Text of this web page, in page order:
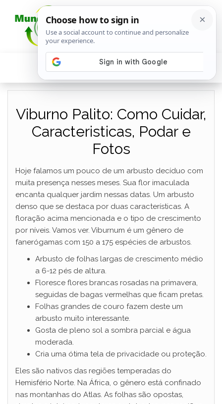
Viburno Palito: Como Cuidar,
Caracteristicas, Podar e
Fotos
Hoje falamos um pouco de um arbusto decíduo com
muita presença nesses meses. Sua flor imaculada
encanta qualquer jardim nessas datas. Um arbusto
denso que se destaca por duas características. A
floração acima mencionada e o tipo de crescimento
por níveis. Vamos ver. Viburnum é um gênero de
fanerógamas com 150 a 175 espécies de arbustos.
Arbusto de folhas largas de crescimento médio
a 6-12 pés de altura.
Floresce flores brancas rosadas na primavera,
seguidas de bagas vermelhas que ficam pretas.
Folhas grandes de couro fazem deste um
arbusto muito interessante.
Gosta de pleno sol a sombra parcial e água
moderada.
Cria uma ótima tela de privacidade ou proteção.
Eles são nativos das regiões temperadas do
Hemisfério Norte. Na África, o gênero está confinado
nas montanhas do Atlas. As folhas são opostas,